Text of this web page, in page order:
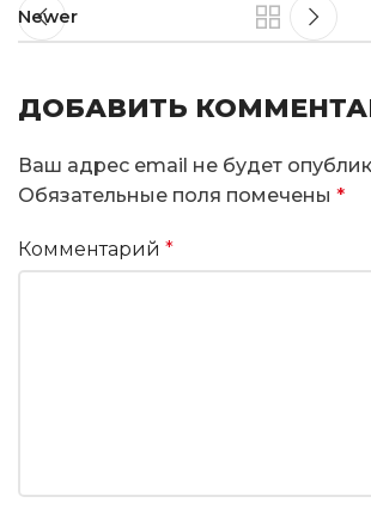
Newer
ДОБАВИТЬ
Ваш адрес email не будет
Обязательные поля помечены *
Комментарий *